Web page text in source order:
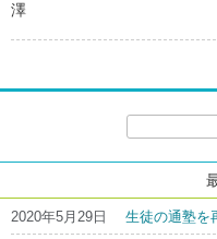
澤
2020年5月29日 生徒の通塾を